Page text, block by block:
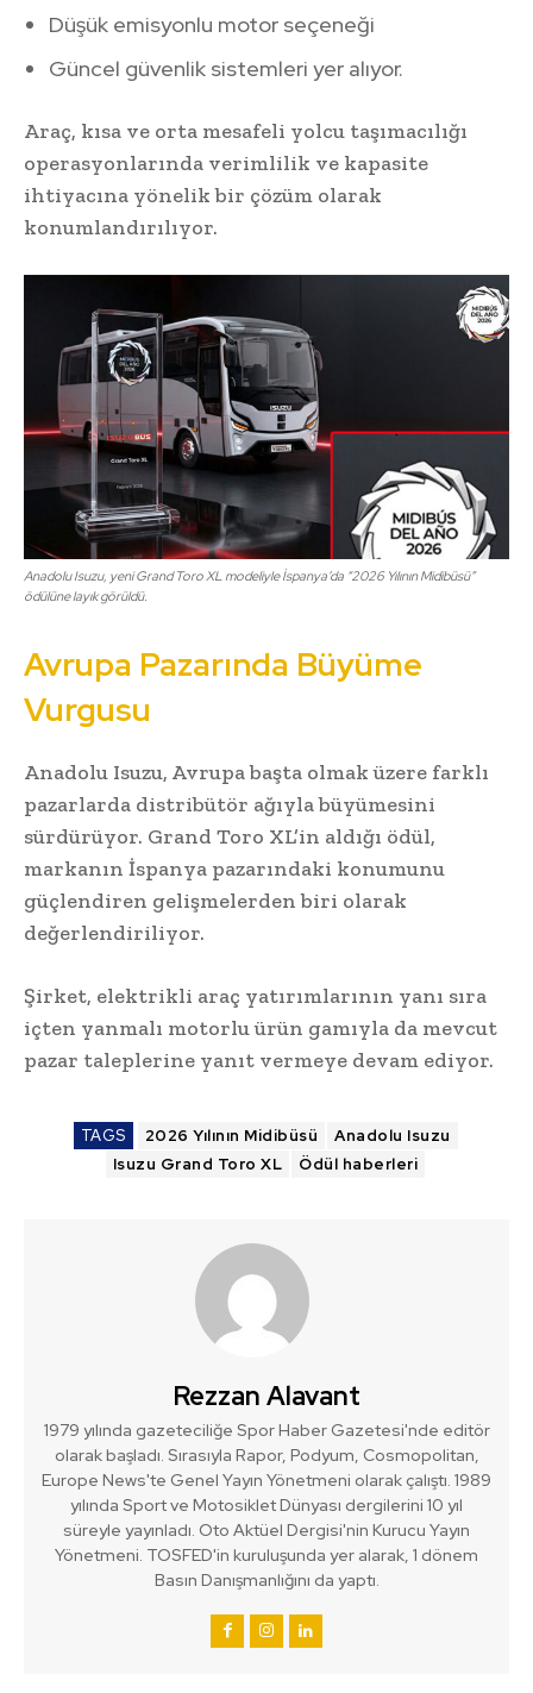
Düşük emisyonlu motor seçeneği
Güncel güvenlik sistemleri yer alıyor.
Araç, kısa ve orta mesafeli yolcu taşımacılığı
operasyonlarında verimlilik ve kapasite
ihtiyacına yönelik bir çözüm olarak
konumlandırılıyor.
Anadolu Isuzu, yeni Grand Toro XL modeliyle İspanya’da “2026 Yılının Midibüsü”
ödülüne layık görüldü.
Avrupa Pazarında Büyüme
Vurgusu
Anadolu Isuzu, Avrupa başta olmak üzere farklı
pazarlarda distribütör ağıyla büyümesini
sürdürüyor. Grand Toro XL’in aldığı ödül,
markanın İspanya pazarındaki konumunu
güçlendiren gelişmelerden biri olarak
değerlendiriliyor.
Şirket, elektrikli araç yatırımlarının yanı sıra
içten yanmalı motorlu ürün gamıyla da mevcut
pazar taleplerine yanıt vermeye devam ediyor.
TAGS 2026 Yılının Midibüsü
Anadolu Isuzu
Isuzu Grand Toro XL
Ödül haberleri
Rezzan Alavant
1979 yılında gazeteciliğe Spor Haber Gazetesi'nde editör
olarak başladı. Sırasıyla Rapor, Podyum, Cosmopolitan,
Europe News'te Genel Yayın Yönetmeni olarak çalıştı. 1989
yılında Sport ve Motosiklet Dünyası dergilerini 10 yıl
süreyle yayınladı. Oto Aktüel Dergisi'nin Kurucu Yayın
Yönetmeni. TOSFED'in kuruluşunda yer alarak, 1 dönem
Basın Danışmanlığını da yaptı.